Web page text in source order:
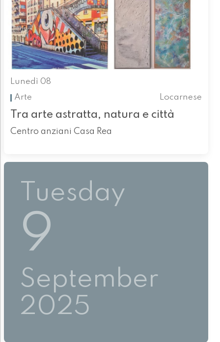
Lunedì 08
Arte
Locarnese
Tra arte astratta, natura e città
Centro anziani Casa Rea
Tuesday
9
September
2025